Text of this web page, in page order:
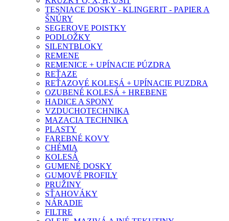
TESNIACE DOSKY - KLINGERIT - PAPIER A
ŠNÚRY
SEGEROVE POISTKY
PODLOŽKY
SILENTBLOKY
REMENE
REMENICE + UPÍNACIE PÚZDRA
REŤAZE
REŤAZOVÉ KOLESÁ + UPÍNACIE PUZDRA
OZUBENÉ KOLESÁ + HREBENE
HADICE A SPONY
VZDUCHOTECHNIKA
MAZACIA TECHNIKA
PLASTY
FAREBNÉ KOVY
CHÉMIA
KOLESÁ
GUMENÉ DOSKY
GUMOVÉ PROFILY
PRUŽINY
SŤAHOVÁKY
NÁRADIE
FILTRE